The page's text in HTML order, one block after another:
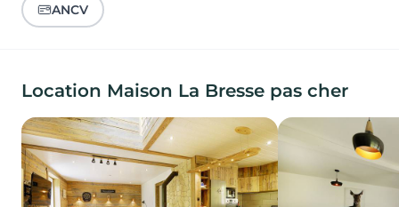
ANCV
Location Maison La Bresse pas cher